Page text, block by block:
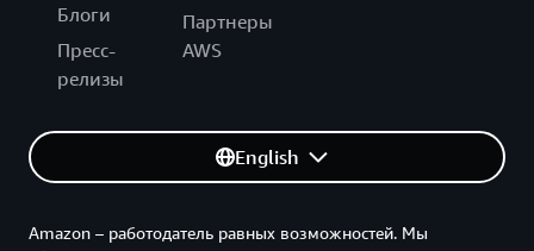
Блоги
Пресс-
релизы
Партнеры
AWS
English
Amazon – работодатель равных возможностей. Мы